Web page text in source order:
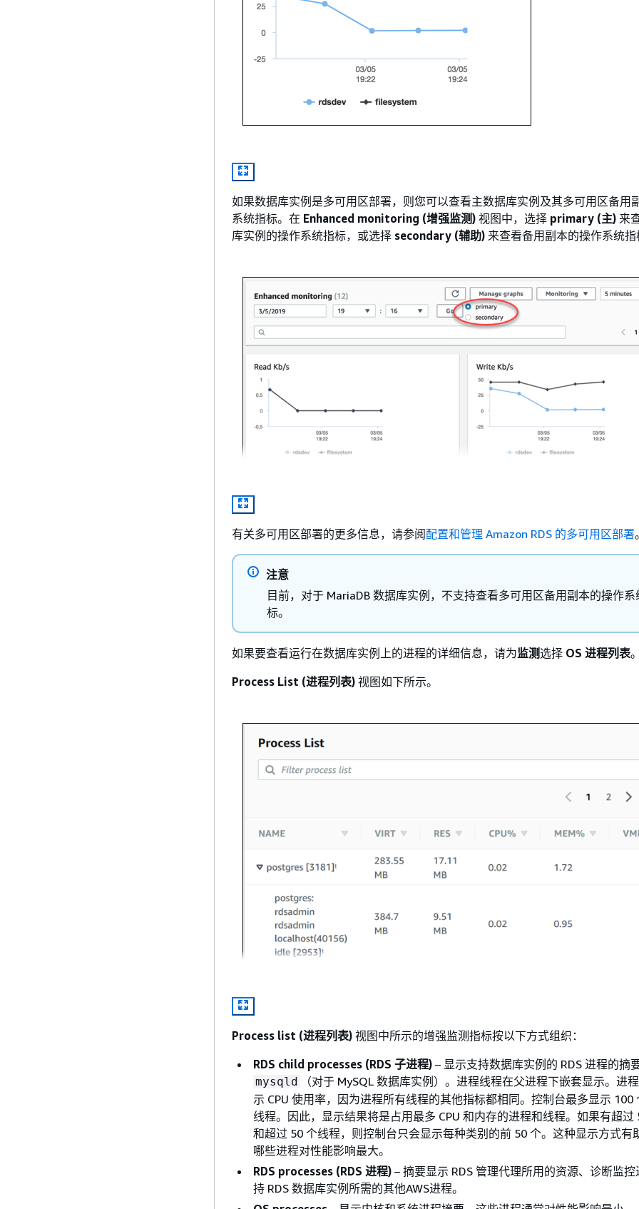
如果数据库实例是多可用区部署，则您可以查看主数据库实例及其多可用区备用
系统指标。在 Enhanced monitoring (增强监测) 视图中，选择 primary (主) 来
库实例的操作系统指标，或选择 secondary (辅助) 来查看备用副本的操作系统指
有关多可用区部署的更多信息，请参阅配置和管理 Amazon RDS 的多可用区部署
注意
目前，对于 MariaDB 数据库实例，不支持查看多可用区备用副本的操作系
标。
如果要查看运行在数据库实例上的进程的详细信息，请为监测选择 OS 进程列表
Process List (进程列表) 视图如下所示。
Process list (进程列表) 视图中所示的增强监测指标按以下方式组织：
RDS child processes (RDS 子进程) – 显示支持数据库实例的 RDS 进程的摘
mysqld （对于 MySQL 数据库实例） 。进程线程在父进程下嵌套显示。进
示 CPU 使用率，因为进程所有线程的其他指标都相同。控制台最多显示 100
线程。因此，显示结果将是占用最多 CPU 和内存的进程和线程。如果有超过
和超过 50 个线程，则控制台只会显示每种类别的前 50 个。这种显示方式有
哪些进程对性能影响最大。
RDS processes (RDS 进程) – 摘要显示 RDS 管理代理所用的资源、诊断监
持 RDS 数据库实例所需的其他AWS进程。